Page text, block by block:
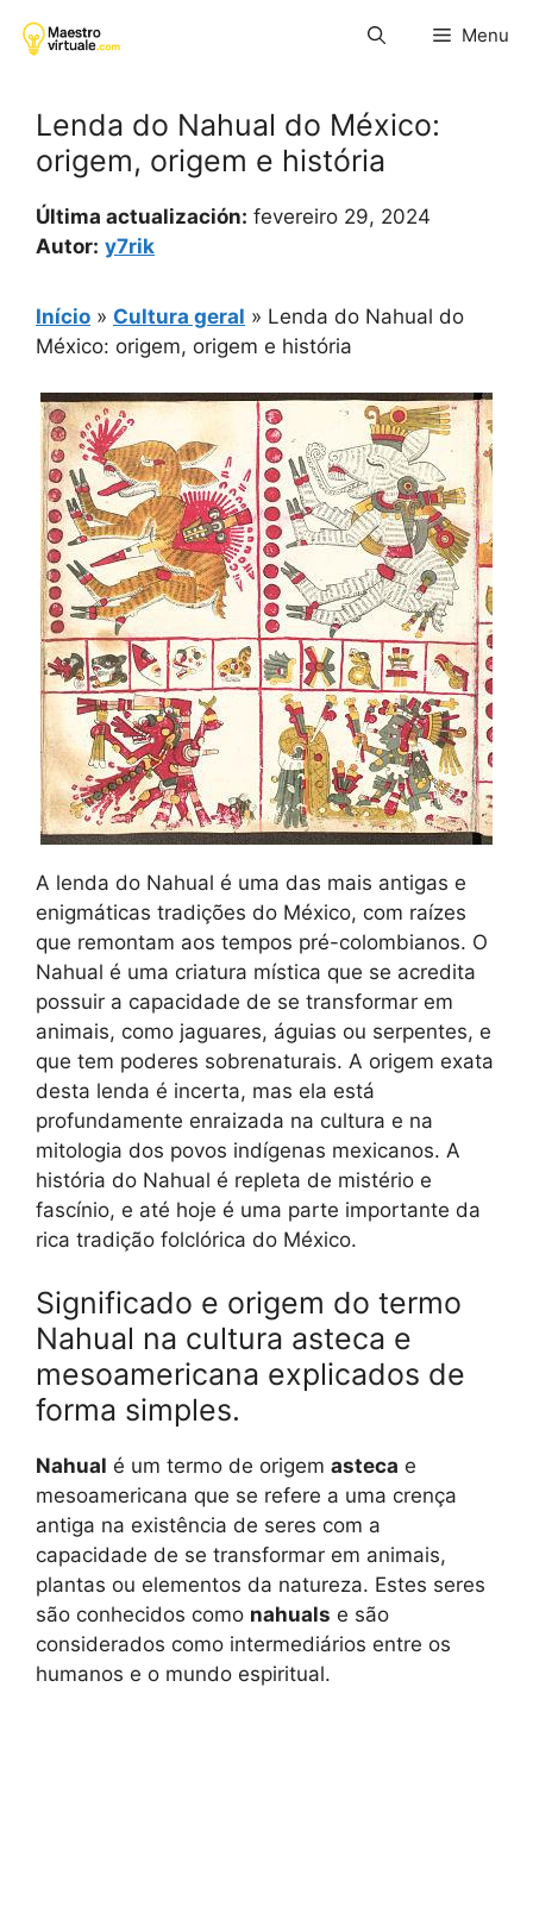
para
Menu
Lenda do Nahual do México:
origem, origem e história
Última actualización: fevereiro 29, 2024
Autor: y7rik
Início » Cultura geral » Lenda do Nahual do
México: origem, origem e história
A lenda do Nahual é uma das mais antigas e
enigmáticas tradições do México, com raízes
que remontam aos tempos pré-colombianos. O
Nahual é uma criatura mística que se acredita
possuir a capacidade de se transformar em
animais, como jaguares, águias ou serpentes, e
que tem poderes sobrenaturais. A origem exata
desta lenda é incerta, mas ela está
profundamente enraizada na cultura e na
mitologia dos povos indígenas mexicanos. A
história do Nahual é repleta de mistério e
fascínio, e até hoje é uma parte importante da
rica tradição folclórica do México.
Significado e origem do termo
Nahual na cultura asteca e
mesoamericana explicados de
forma simples.
Nahual é um termo de origem asteca e
mesoamericana que se refere a uma crença
antiga na existência de seres com a
capacidade de se transformar em animais,
plantas ou elementos da natureza. Estes seres
são conhecidos como nahuals e são
considerados como intermediários entre os
humanos e o mundo espiritual.